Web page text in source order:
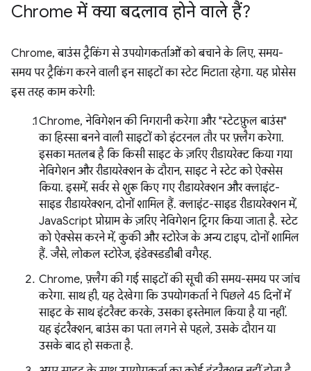
Chrome में क्या बदलाव होने वाले हैं?
Chrome, बाउंस ट्रैकिंग से उपयोगकर्ताओं को बचाने के लिए, समय-
समय पर ट्रैकिंग करने वाली इन साइटों का स्टेट मिटाता रहेगा. यह प्रोसेस
इस तरह काम करेगी:
Chrome, नेविगेशन की निगरानी करेगा और "स्टेटफ़ुल बाउंस"
का हिस्सा बनने वाली साइटों को इंटरनल तौर पर फ़्लैग करेगा.
इसका मतलब है कि किसी साइट के ज़रिए रीडायरेक्ट किया गया
नेविगेशन और रीडायरेक्शन के दौरान, साइट ने स्टेट को ऐक्सेस
किया. इसमें, सर्वर से शुरू किए गए रीडायरेक्शन और क्लाइंट-
साइड रीडायरेक्शन, दोनों शामिल हैं. क्लाइंट-साइड रीडायरेक्शन में,
JavaScript प्रोग्राम के ज़रिए नेविगेशन ट्रिगर किया जाता है. स्टेट
को ऐक्सेस करने में, कुकी और स्टोरेज के अन्य टाइप, दोनों शामिल
हैं. जैसे, लोकल स्टोरेज, इंडेक्स्डडीबी वगैरह.
Chrome, फ़्लैग की गई साइटों की सूची की समय-समय पर जांच
करेगा. साथ ही, यह देखेगा कि उपयोगकर्ता ने पिछले 45 दिनों में
साइट के साथ इंटरैक्ट करके, उसका इस्तेमाल किया है या नहीं.
यह इंटरैक्शन, बाउंस का पता लगने से पहले, उसके दौरान या
उसके बाद हो सकता है.